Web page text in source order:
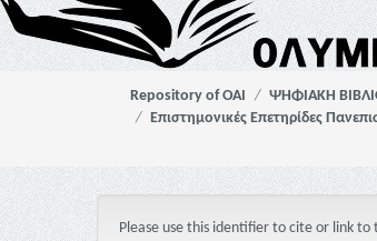
Repository of OAI ΨΗΦΙΑΚΗ
Επιστημονικές Επετηρίδες
Please use this identifier to cite or link to